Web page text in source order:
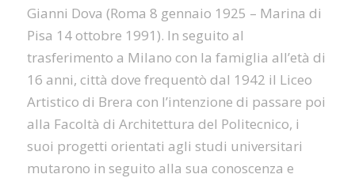
Gianni Dova (Roma 8 gennaio 1925 – Marina di
Pisa 14 ottobre 1991). In seguito al
trasferimento a Milano con la famiglia all’età di
16 anni, città dove frequentò dal 1942 il Liceo
Artistico di Brera con l’intenzione di passare poi
alla Facoltà di Architettura del Politecnico, i
suoi progetti orientati agli studi universitari
mutarono in seguito alla sua conoscenza e